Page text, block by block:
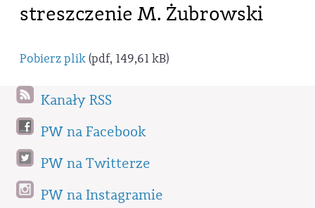
streszczenie M. Żubrowski
Pobierz plik(pdf, 149,61 kB)
Kanały RSS
PW na Facebook
PW na Twitterze
PW na Instagramie